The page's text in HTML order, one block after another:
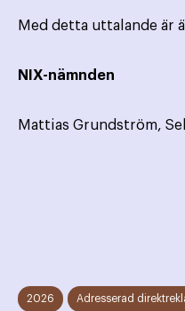
Med detta uttalande är
NIX-nämnden
Mattias
2026 Adresserad